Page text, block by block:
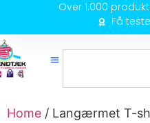
Over 1.000
Få
Home / Langærmet T-